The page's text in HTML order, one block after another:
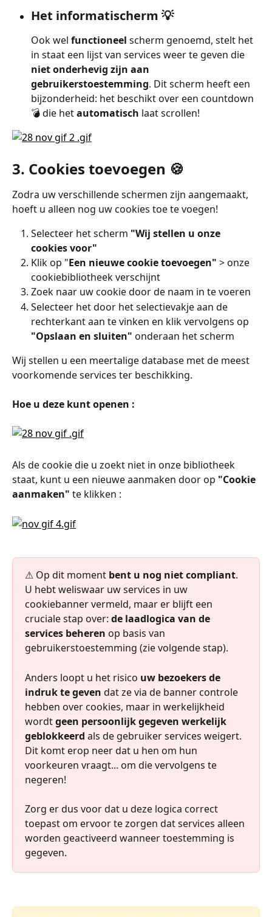
Het informatischerm 💡
Ook wel functioneel scherm genoemd, stelt het
in staat een lijst van services weer te geven die
niet onderhevig zijn aan
gebruikerstoestemming. Dit scherm heeft een
bijzonderheid: het beschikt over een countdown
💣 die het automatisch laat scrollen!
3. Cookies toevoegen 🍪
Zodra uw verschillende schermen zijn aangemaakt,
hoeft u alleen nog uw cookies toe te voegen!
Selecteer het scherm "Wij stellen u onze
cookies voor"
Klik op "Een nieuwe cookie toevoegen" > onze
cookiebibliotheek verschijnt
Zoek naar uw cookie door de naam in te voeren
Selecteer het door het selectievakje aan de
rechterkant aan te vinken en klik vervolgens op
"Opslaan en sluiten" onderaan het scherm
Wij stellen u een meertalige database met de meest
voorkomende services ter beschikking.
Hoe u deze kunt openen :
Als de cookie die u zoekt niet in onze bibliotheek
staat, kunt u een nieuwe aanmaken door op "Cookie
aanmaken" te klikken :
⚠ Op dit moment bent u nog niet compliant.
U hebt weliswaar uw services in uw
cookiebanner vermeld, maar er blijft een
cruciale stap over: de laadlogica van de
services beheren op basis van
gebruikerstoestemming (zie volgende stap).
Anders loopt u het risico uw bezoekers de
indruk te geven dat ze via de banner controle
hebben over cookies, maar in werkelijkheid
wordt geen persoonlijk gegeven werkelijk
geblokkeerd als de gebruiker services weigert.
Dit komt erop neer dat u hen om hun
voorkeuren vraagt... om die vervolgens te
negeren!
Zorg er dus voor dat u deze logica correct
toepast om ervoor te zorgen dat services alleen
worden geactiveerd wanneer toestemming is
gegeven.